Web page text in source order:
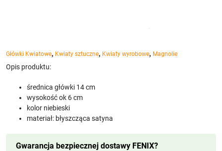
Główki Kwiatowe, Kwiaty sztuczne, Kwiaty wyrobowe, Magnolie
Opis produktu:
średnica główki 14 cm
wysokość ok 6 cm
kolor niebieski
materiał: błyszcząca satyna
Gwarancja bezpiecznej dostawy FENIX?